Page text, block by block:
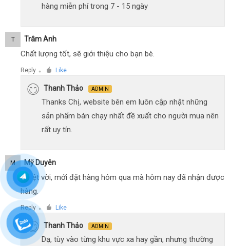
hàng miễn phí trong 7 - 15 ngày
T Trâm Anh
Chất lượng tốt, sẽ giới thiệu cho bạn bè.
Reply ● Like
Thanh Thảo ADMIN
Thanks Chị, website bên em luôn cập nhật những
sản phẩm bán chạy nhất đề xuất cho người mua nên
rất uy tín.
M Mỹ Duyên
Tuyệt vời, mới đặt hàng hôm qua mà hôm nay đã nhận được
hàng.
Reply ● Like
Thanh Thảo ADMIN
Dạ, tùy vào từng khu vực xa hay gần, nhưng thường